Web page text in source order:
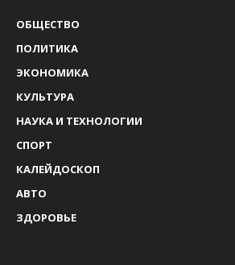
ОБЩЕСТВО
ПОЛИТИКА
ЭКОНОМИКА
КУЛЬТУРА
НАУКА И ТЕХНОЛОГИИ
СПОРТ
КАЛЕЙДОСКОП
АВТО
ЗДОРОВЬЕ